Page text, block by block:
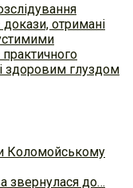
отримані
здоровим глуздом
Коломойському
звернулася до…